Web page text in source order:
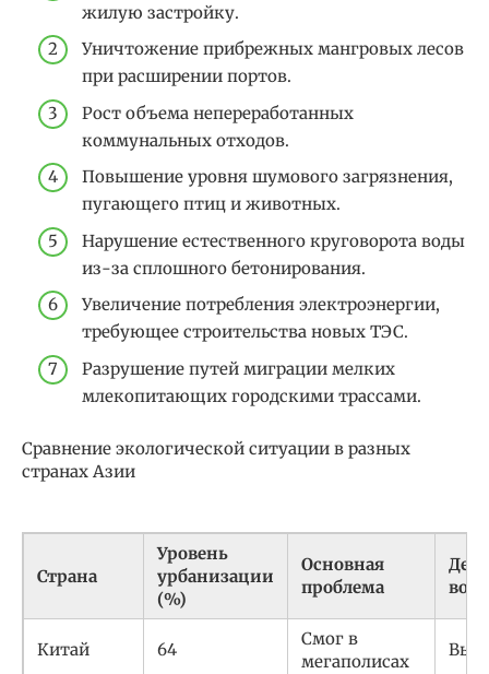
жилую застройку.
Уничтожение прибрежных мангровых лесов
при расширении портов.
Рост объема непереработанных
коммунальных отходов.
Повышение уровня шумового загрязнения,
пугающего птиц и животных.
Нарушение естественного круговорота воды
из-за сплошного бетонирования.
Увеличение потребления электроэнергии,
требующее строительства новых ТЭС.
Разрушение путей миграции мелких
млекопитающих городскими трассами.
Сравнение экологической ситуации в разных
странах Азии
Страна
Уровень
урбанизации
(%)
Основная
проблема
Китай 64
Смог в
мегаполисах